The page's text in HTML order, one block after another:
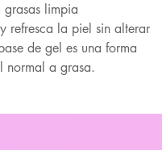
limpia
refresca la piel sin alterar
de gel es una forma
normal a grasa.